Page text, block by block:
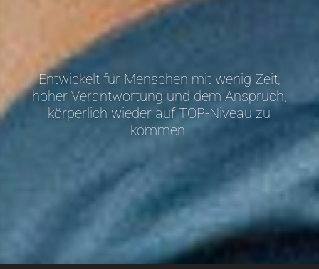
Entwickelt für Menschen mit wenig Zeit,
hoher Verantwortung und dem Anspruch,
körperlich wieder auf TOP-Niveau zu
kommen.